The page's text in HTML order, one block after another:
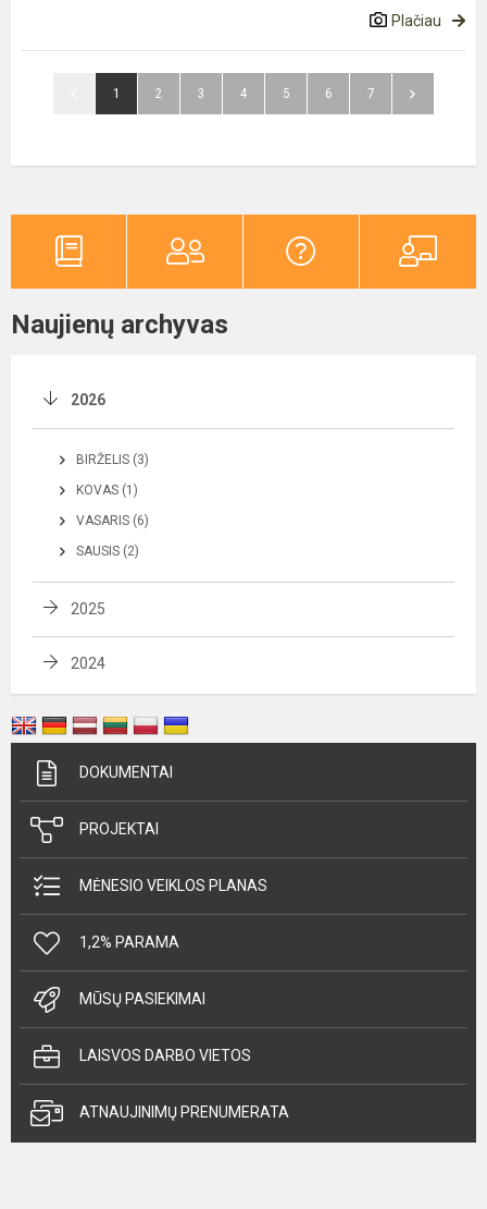
Plačiau
1 2 3 4 5 6 7
Naujienų archyvas
2026
BIRŽELIS (3)
KOVAS (1)
VASARIS (6)
SAUSIS (2)
2025
2024
DOKUMENTAI
PROJEKTAI
MĖNESIO VEIKLOS PLANAS
1,2% PARAMA
MŪSŲ PASIEKIMAI
LAISVOS DARBO VIETOS
ATNAUJINIMŲ PRENUMERATA